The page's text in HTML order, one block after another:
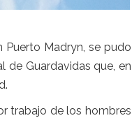
Puerto Madryn, se pudo
de Guardavidas que, en
trabajo de los hombres